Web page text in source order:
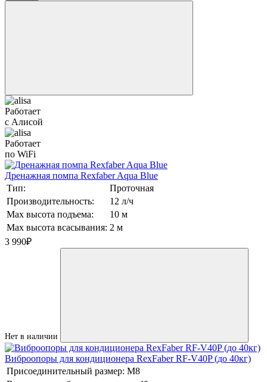
Работает
с Алисой
Работает
по WiFi
Дренажная помпа Rexfaber Aqua Blue
Тип:
Проточная
Производительность:
12 л/ч
Max высота подъема:
10 м
Max высота всасывания: 2 м
3 990₽
Нет в наличии
Виброопоры для кондиционера RexFaber RF-V40P (до 40кг)
Присоединительный размер: М8